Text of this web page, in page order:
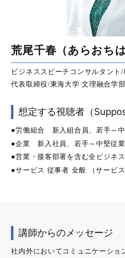
荒尾千春（あらおちは
ビジネススピーチコンサルタント
代表取締役/東海大学 文理融合学
想定する視聴者（
●労働組合 新入組合員、若手～中
●企業 新入社員、若手～中堅従業
●営業・接客部署を含む全ビジネ
●サービス 従事者 全般 （サービス
講師からのメッセージ
社内外においてコミュニケーショ